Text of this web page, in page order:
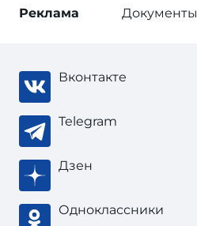
Реклама Документы
Вконтакте
Telegram
Дзен
Одноклассники